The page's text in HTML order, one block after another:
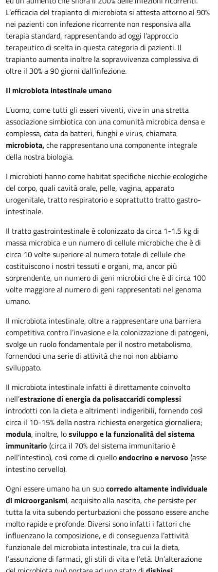
L’efficacia del trapianto di microbiota si attesta attorno al 90%
nei pazienti con infezione ricorrente non responsiva alla
terapia standard, rappresentando ad oggi l’approccio
terapeutico di scelta in questa categoria di pazienti. Il
trapianto aumenta inoltre la sopravvivenza complessiva di
oltre il 30% a 90 giorni dall’infezione.
Il microbiota intestinale umano
L’uomo, come tutti gli esseri viventi, vive in una stretta
associazione simbiotica con una comunità microbica densa e
complessa, data da batteri, funghi e virus, chiamata
microbiota,che rappresentano una componente integrale
della nostra biologia.
I microbioti hanno come habitat specifiche nicchie ecologiche
del corpo, quali cavità orale, pelle, vagina, apparato
urogenitale, tratto respiratorio e soprattutto tratto gastro-
intestinale.
Il tratto gastrointestinale è colonizzato da circa 1-1.5 kg di
massa microbica e un numero di cellule microbiche che è di
circa 10 volte superiore al numero totale di cellule che
costituiscono i nostri tessuti e organi, ma, ancor più
sorprendente, un numero di geni microbici che è di circa 100
volte maggiore al numero di geni rappresentati nel genoma
umano.
Il microbiota intestinale, oltre a rappresentare una barriera
competitiva contro l’invasione e la colonizzazione di patogeni,
svolge un ruolo fondamentale per il nostro metabolismo,
fornendoci una serie di attività che noi non abbiamo
sviluppato.
Il microbiota intestinale infatti è direttamente coinvolto
nell’estrazione di energia da polisaccaridi complessi
introdotti con la dieta e altrimenti indigeribili, fornendo così
circa il 10-15% della nostra richiesta energetica giornaliera;
modula, inoltre, losviluppo e la funzionalità del sistema
immunitario (circa il 70% del sistema immunitario è
nell’intestino), così come di quelloendocrino e nervoso (asse
intestino cervello).
Ogni essere umano ha un suocorredo altamente individuale
di microorganismi, acquisito alla nascita, che persiste per
tutta la vita subendo perturbazioni che possono essere anche
molto rapide e profonde. Diversi sono infatti i fattori che
influenzano la composizione, e di conseguenza l’attività
funzionale del microbiota intestinale, tra cui la dieta,
l’assunzione di farmaci, gli stili di vita e l’età. Un’alterazione